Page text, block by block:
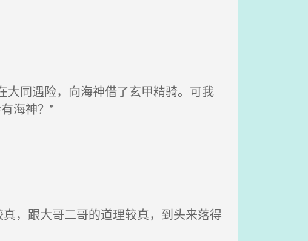
同遇险，向海神借了玄甲精骑。可我
海神？”
，跟大哥二哥的道理较真，到头来落得